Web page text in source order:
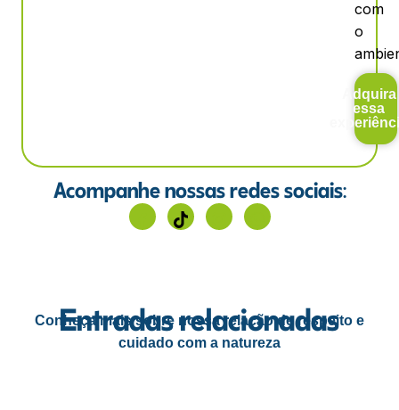
com
o
Adquira
essa
Acompanhe nossas redes sociais:
Entradas relacionadas
Conheça mais sobre nossa relação de respeito e
cuidado com a natureza